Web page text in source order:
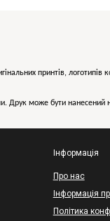
принтів, логотипів
може бути нанесений
Інформація
Про нас
Інформація
Політика